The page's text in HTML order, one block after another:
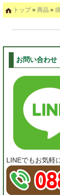
トップ» 商品 »
お問い合わせ
LINEでもお気軽